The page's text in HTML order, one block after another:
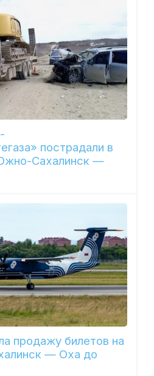
пострадали в
Сахалинск —
продажу билетов на
— Оха до